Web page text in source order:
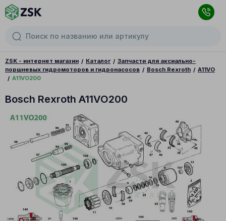
ZSK - интернет магазин Каталог
Запчасти для аксиально-
поршневых гидромоторов и гидронасосов
Bosch Rexroth
A11VO
A11VO200
Bosch Rexroth A11VO200